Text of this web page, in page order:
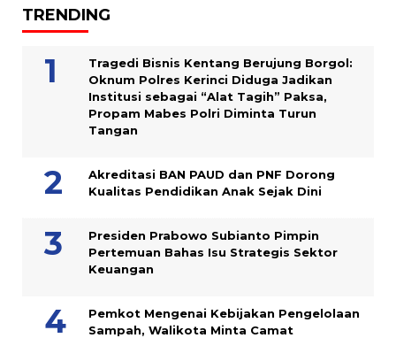
TRENDING
Tragedi Bisnis Kentang Berujung Borgol:
Oknum Polres Kerinci Diduga Jadikan
Institusi sebagai “Alat Tagih” Paksa,
Propam Mabes Polri Diminta Turun
Tangan
Akreditasi BAN PAUD dan PNF Dorong
Kualitas Pendidikan Anak Sejak Dini
Presiden Prabowo Subianto Pimpin
Pertemuan Bahas Isu Strategis Sektor
Keuangan
Pemkot Mengenai Kebijakan Pengelolaan
Sampah, Walikota Minta Camat